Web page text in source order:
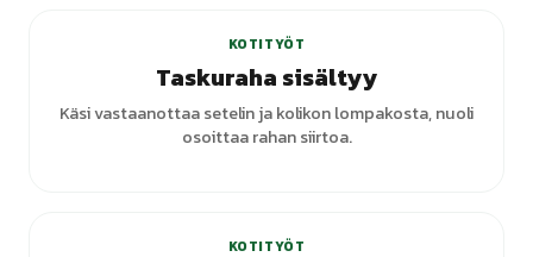
KOTITYÖT
Taskuraha sisältyy
Käsi vastaanottaa setelin ja kolikon lompakosta, nuoli
osoittaa rahan siirtoa.
KOTITYÖT